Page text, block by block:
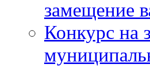
замещение
Конкурс на